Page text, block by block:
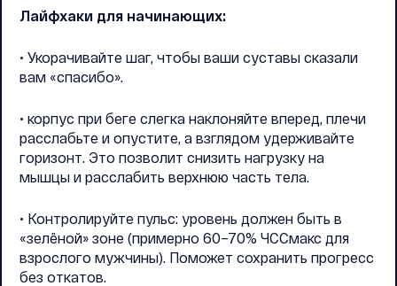
Лайфхаки для начинающих:
• Укорачивайте шаг, чтобы ваши суставы сказали
вам «спасибо».
• корпус при беге слегка наклоняйте вперед, плечи
расслабьте и опустите, а взглядом удерживайте
горизонт. Это позволит снизить нагрузку на
мышцы и расслабить верхнюю часть тела.
• Контролируйте пульс: уровень должен быть в
«зелёной» зоне (примерно 60–70% ЧССмакс для
взрослого мужчины). Поможет сохранить прогресс
без откатов.